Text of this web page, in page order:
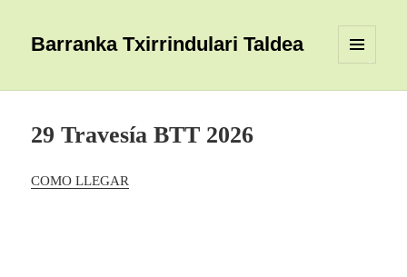
Barranka Txirrindulari Taldea
WIDGETS
29 Travesía BTT 2026
COMO LLEGAR